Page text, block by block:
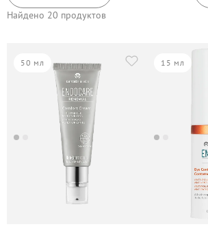
Найдено 20 продуктов
50 мл 15 мл